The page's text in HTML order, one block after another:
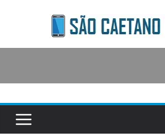
content